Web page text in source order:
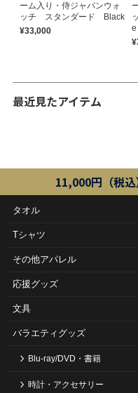
ーム入り・侍ジャパンウォ
ッチ スタンダード Black
¥33,000
e
最近見たアイテム
11,000円（税
タオル
Tシャツ
その他アパレル
応援グッズ
文具
バラエティグッズ
Blu-ray/DVD・書籍
時計・アクセサリー